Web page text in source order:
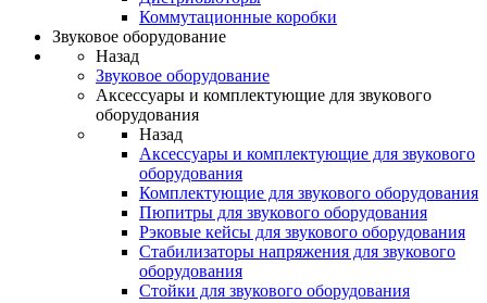
Коммутационные коробки
Звуковое оборудование
Назад
Звуковое оборудование
Аксессуары и комплектующие для звукового
оборудования
Назад
Аксессуары и комплектующие для звукового
оборудования
Комплектующие для звукового оборудования
Пюпитры для звукового оборудования
Рэковые кейсы для звукового оборудования
Стабилизаторы напряжения для звукового
оборудования
Стойки для звукового оборудования